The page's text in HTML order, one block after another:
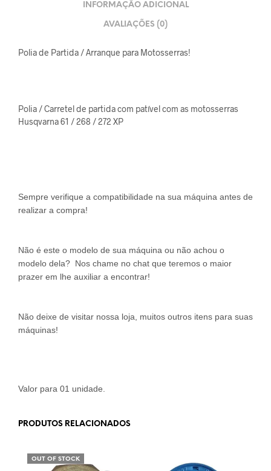
INFORMAÇÃO ADICIONAL
AVALIAÇÕES (0)
Polia de Partida / Arranque para Motosserras!
Polia / Carretel de partida com patível com as motosserras
Husqvarna 61 / 268 / 272 XP
Sempre verifique a compatibilidade na sua máquina antes de
realizar a compra!
Não é este o modelo de sua máquina ou não achou o
modelo dela? Nos chame no chat que teremos o maior
prazer em lhe auxiliar a encontrar!
Não deixe de visitar nossa loja, muitos outros itens para suas
máquinas!
Valor para 01 unidade.
PRODUTOS RELACIONADOS
OUT OF STOCK